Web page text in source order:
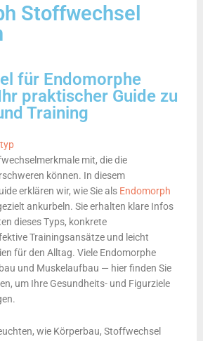
Stoffwechsel
für Endomorphe
praktischer Guide zu
Training
mit, die die
können. In diesem
erklären wir, wie Sie als Endomorph
ankurbeln. Sie erhalten klare Infos
dieses Typs, konkrete
Trainingsansätze und leicht
für den Alltag. Viele Endomorphe
und Muskelaufbau — hier finden Sie
um Ihre Gesundheits- und Figurziele
wie Körperbau, Stoffwechsel